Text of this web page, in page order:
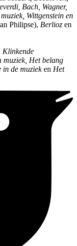
Bach, Wagner,
Wittgenstein en
Philipse), Berlioz en
Klinkende
muziek, Het belang
in de muzieken Het